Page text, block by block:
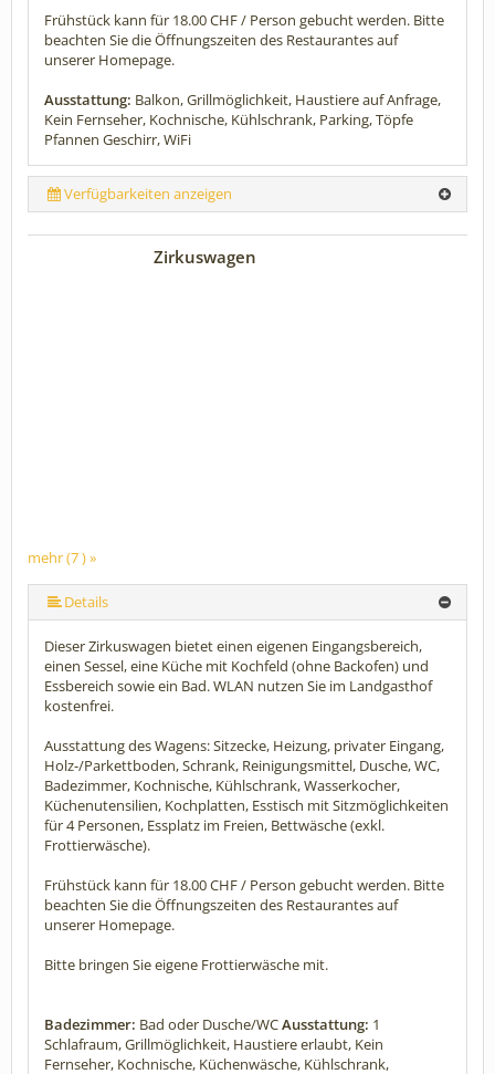
Frühstück kann für 18.00 CHF / Person gebucht werden. Bitte
beachten Sie die Öffnungszeiten des Restaurantes auf
unserer Homepage.
Ausstattung: Balkon, Grillmöglichkeit, Haustiere auf Anfrage,
Kein Fernseher, Kochnische, Kühlschrank, Parking, Töpfe
Pfannen Geschirr, WiFi
Verfügbarkeiten anzeigen
mehr (7 ) »
mehr (7 ) »
mehr (7 ) »
mehr (7 ) »
Zirkuswagen
Details
Dieser Zirkuswagen bietet einen eigenen Eingangsbereich,
einen Sessel, eine Küche mit Kochfeld (ohne Backofen) und
Essbereich sowie ein Bad. WLAN nutzen Sie im Landgasthof
kostenfrei.
Ausstattung des Wagens: Sitzecke, Heizung, privater Eingang,
Holz-/Parkettboden, Schrank, Reinigungsmittel, Dusche, WC,
Badezimmer, Kochnische, Kühlschrank, Wasserkocher,
Küchenutensilien, Kochplatten, Esstisch mit Sitzmöglichkeiten
für 4 Personen, Essplatz im Freien, Bettwäsche (exkl.
Frottierwäsche).
Frühstück kann für 18.00 CHF / Person gebucht werden. Bitte
beachten Sie die Öffnungszeiten des Restaurantes auf
unserer Homepage.
Bitte bringen Sie eigene Frottierwäsche mit.
Badezimmer: Bad oder Dusche/WCAusstattung: 1
Schlafraum, Grillmöglichkeit, Haustiere erlaubt, Kein
Fernseher, Kochnische, Küchenwäsche, Kühlschrank,